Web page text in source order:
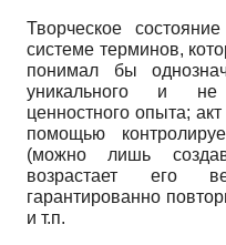
Творческое
системе терминов,
понимал бы
уникального и не
ценностного опыта;
помощью
(можно лишь
возрастает его
гарантированно
и т.п.